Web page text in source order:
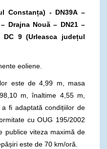
Constanța) - DN39A –
Drajna Nouă – DN21 –
9 (Urleasca județul
eoliene.
este de 4,99 m, masa
m, înaltime 4,55 m,
fi adaptată condițiilor de
cu OUG 195/2002
publice viteza maximă de
este de 70 km/oră.